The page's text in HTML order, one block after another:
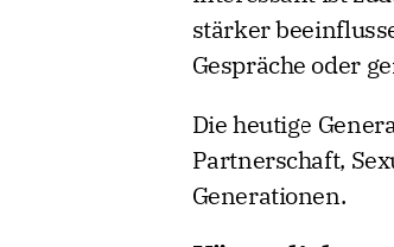
stärker
Gespräche oder
Die heutige
Partnerschaft,
Generationen.